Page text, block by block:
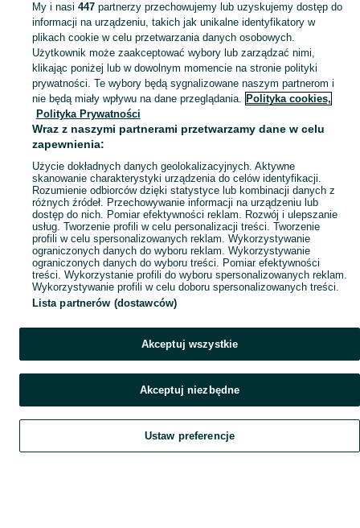
KATEGORIA
Skorzystaj z największego serwisu ogłoszeniowego - Zimnice Wielkie i okolice! Kupuj to, czego pragniesz i sprzedawaj to, czego już nie potrzebujesz! Zobacz
Mapa kategorii
Mapa miejscowości
Mapa ministron
Szukaj Obserwujesz Dodaj Czat Konto
My i nasi 447partnerzy przechowujemy lub uzyskujemy dostęp do
informacji na urządzeniu, takich jak unikalne identyfikatory w
plikach cookie w celu przetwarzania danych osobowych.
Użytkownik może zaakceptować wybory lub zarządzać nimi,
klikając poniżej lub w dowolnym momencie na stronie polityki
prywatności. Te wybory będą sygnalizowane naszym partnerom i
nie będą miały wpływu na dane przeglądania. Polityka cookies,
Polityka Prywatności
Wraz z naszymi partnerami przetwarzamy dane w celu
zapewnienia:
Użycie dokładnych danych geolokalizacyjnych. Aktywne
skanowanie charakterystyki urządzenia do celów identyfikacji.
Rozumienie odbiorców dzięki statystyce lub kombinacji danych z
różnych źródeł. Przechowywanie informacji na urządzeniu lub
dostęp do nich. Pomiar efektywności reklam. Rozwój i ulepszanie
usług. Tworzenie profili w celu personalizacji treści. Tworzenie
profili w celu spersonalizowanych reklam. Wykorzystywanie
ograniczonych danych do wyboru reklam. Wykorzystywanie
ograniczonych danych do wyboru treści. Pomiar efektywności
treści. Wykorzystanie profili do wyboru spersonalizowanych reklam.
Wykorzystywanie profili w celu doboru spersonalizowanych treści.
Lista partnerów (dostawców)
Akceptuj wszystkie
Akceptuj niezbędne
Ustaw preferencje